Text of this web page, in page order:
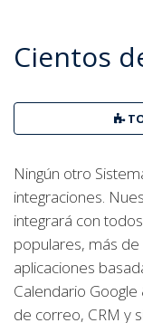
integraciones.
integrará con
populares, más de
aplicaciones
Calendario Google
de correo, CRM y
tenemos un API